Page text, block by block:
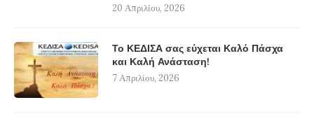
20 Απριλίου, 2026
Το ΚΕΔΙΣΑ σας εύχεται Καλό Πάσχα
και Καλή Ανάσταση!
7 Απριλίου, 2026